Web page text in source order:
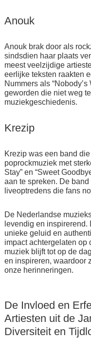
Anouk
Anouk brak door als
sindsdien haar plaats
meest veelzijdige
eerlijke teksten raakten
Nummers als
geworden die niet weg
muziekgeschiedenis.
Krezip
Krezip was een band
poprockmuziek met
Stay” en “Sweet
aan te spreken. De
liveoptredens die fans
De Nederlandse
levendig en
unieke geluid en
impact achtergelaten op
muziek blijft tot op de
en inspireren, waardoor
onze herinneringen.
De Invloed en
Artiesten uit de
Diversiteit en